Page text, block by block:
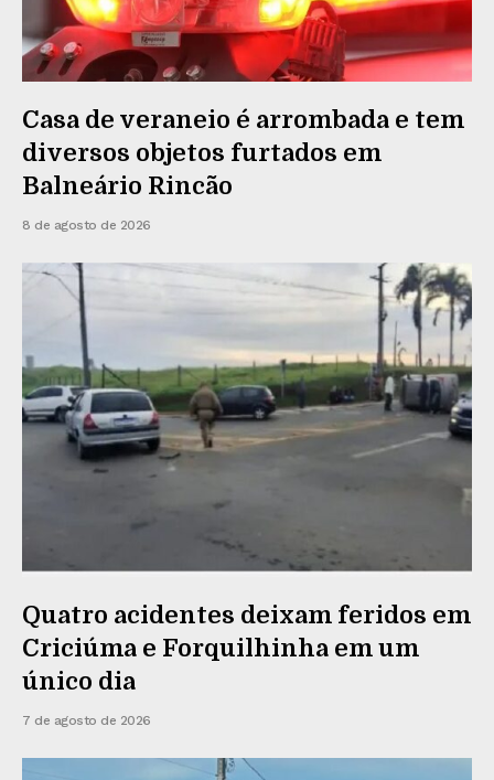
Casa de veraneio é arrombada e tem
diversos objetos furtados em
Balneário Rincão
8 de agosto de 2026
Quatro acidentes deixam feridos em
Criciúma e Forquilhinha em um
único dia
7 de agosto de 2026